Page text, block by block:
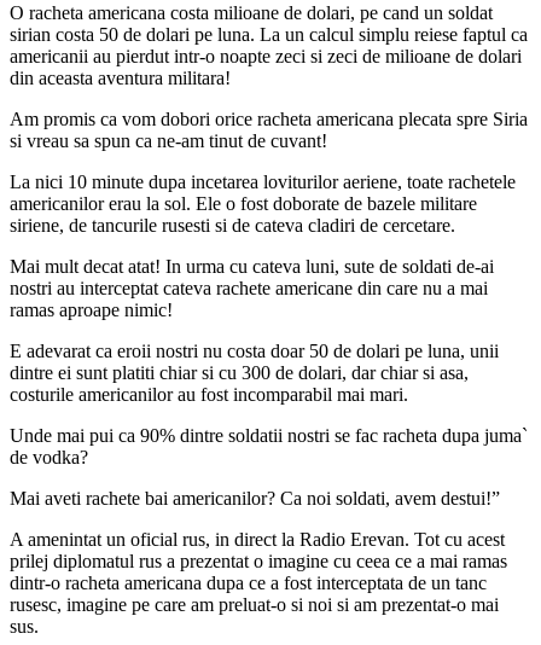
O racheta americana costa milioane de dolari, pe cand un soldat
sirian costa 50 de dolari pe luna. La un calcul simplu reiese faptul ca
americanii au pierdut intr-o noapte zeci si zeci de milioane de dolari
din aceasta aventura militara!
Am promis ca vom dobori orice racheta americana plecata spre Siria
si vreau sa spun ca ne-am tinut de cuvant!
La nici 10 minute dupa incetarea loviturilor aeriene, toate rachetele
americanilor erau la sol. Ele o fost doborate de bazele militare
siriene, de tancurile rusesti si de cateva cladiri de cercetare.
Mai mult decat atat! In urma cu cateva luni, sute de soldati de-ai
nostri au interceptat cateva rachete americane din care nu a mai
ramas aproape nimic!
E adevarat ca eroii nostri nu costa doar 50 de dolari pe luna, unii
dintre ei sunt platiti chiar si cu 300 de dolari, dar chiar si asa,
costurile americanilor au fost incomparabil mai mari.
Unde mai pui ca 90% dintre soldatii nostri se fac racheta dupa juma`
de vodka?
Mai aveti rachete bai americanilor? Ca noi soldati, avem destui!”
A amenintat un oficial rus, in direct la Radio Erevan. Tot cu acest
prilej diplomatul rus a prezentat o imagine cu ceea ce a mai ramas
dintr-o racheta americana dupa ce a fost interceptata de un tanc
rusesc, imagine pe care am preluat-o si noi si am prezentat-o mai
sus.